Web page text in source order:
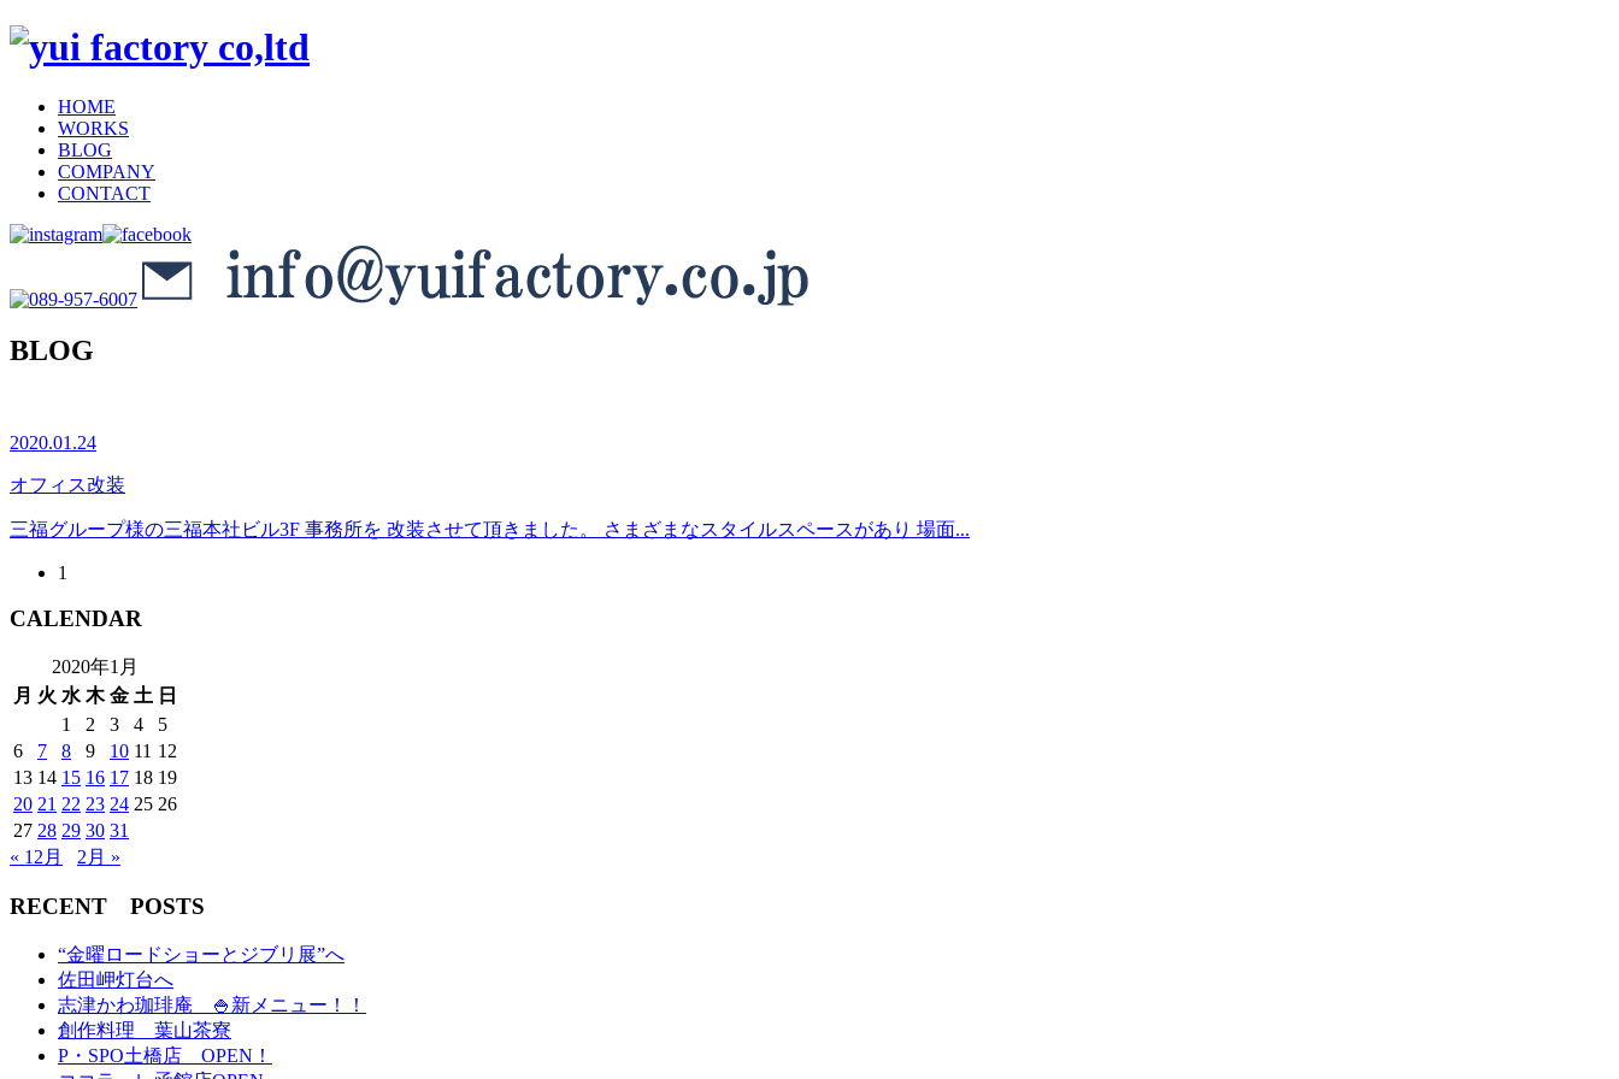
HOME
WORKS
BLOG
COMPANY
CONTACT
BLOG
2020.01.24
オフィス改装
三福グループ様の三福本社ビル3F 事務所を 改装させて頂きました。 さまざまなスタイルスペースがあり 場面...
1
CALENDAR
2020年1月
月 火 水 木 金 土 日
1
2 3 4
5
6
7 8 9 10 11 12
13 14 15 16 17 18 19
20 21 22 23 24 25 26
27 28 29 30 31
« 12月
2月 »
RECENT POSTS
“金曜ロードショーとジブリ展”へ
佐田岬灯台へ
志津かわ珈琲庵 🍚新メニュー！！
創作料理 葉山茶寮
P・SPO土橋店 OPEN！